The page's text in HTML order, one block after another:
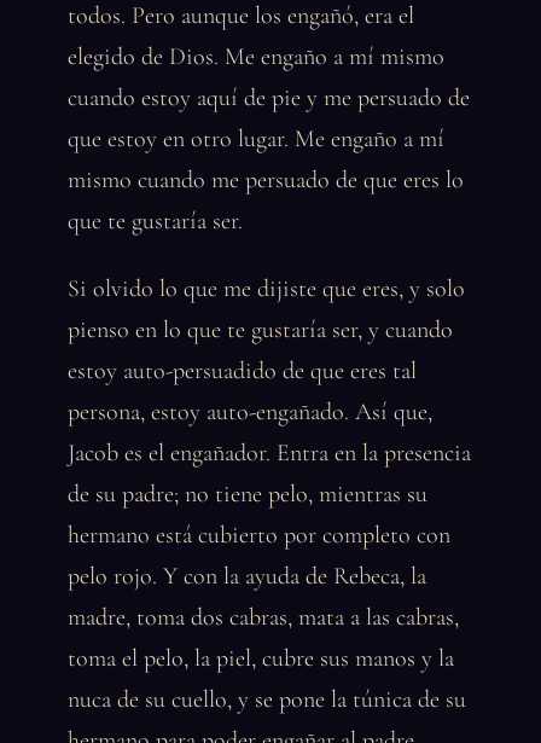
todos. Pero aunque los engañó, era el
elegido de Dios. Me engaño a mí mismo
cuando estoy aquí de pie y me persuado de
que estoy en otro lugar. Me engaño a mí
mismo cuando me persuado de que eres lo
que te gustaría ser.
Si olvido lo que me dijiste que eres, y solo
pienso en lo que te gustaría ser, y cuando
estoy auto-persuadido de que eres tal
persona, estoy auto-engañado. Así que,
Jacob es el engañador. Entra en la presencia
de su padre; no tiene pelo, mientras su
hermano está cubierto por completo con
pelo rojo. Y con la ayuda de Rebeca, la
madre, toma dos cabras, mata a las cabras,
toma el pelo, la piel, cubre sus manos y la
nuca de su cuello, y se pone la túnica de su